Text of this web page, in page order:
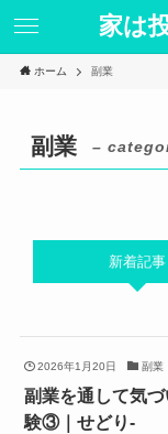
家は
ホーム 副業
副業 –
新着記事
2026年1月20日 副業
副業を通して気
験③｜せどり-